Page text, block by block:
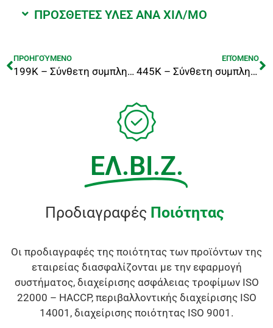
ΠΡΟΣΘΕΤΕΣ ΥΛΕΣ ΑΝΑ ΧΙΛ/ΜΟ
ΠΡΟΗΓΟΎΜΕΝΟ
199K – Σύνθετη συμπληρωματική ζωοτροφή συντήρησης αιγοπροβάτων
ΕΠΌΜΕΝΟ
445Κ – Σύνθετη συμπληρωματική ζωοτροφή ανάπτυξης αμνοεριφίων
ΕΛ.ΒΙ.Ζ.
Προδιαγραφές Ποιότητας
Οι προδιαγραφές της ποιότητας των προϊόντων της
εταιρείας διασφαλίζονται με την εφαρμογή
συστήματος, διαχείρισης ασφάλειας τροφίμων ISO
22000 – HACCP, περιβαλλοντικής διαχείρισης ISO
14001, διαχείρισης ποιότητας ISO 9001.